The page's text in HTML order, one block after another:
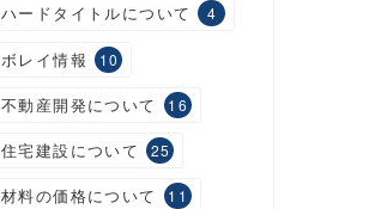
ハードタイトルについて 4
ボレイ情報 10
不動産開発について 16
住宅建設について 25
材料の価格について 11